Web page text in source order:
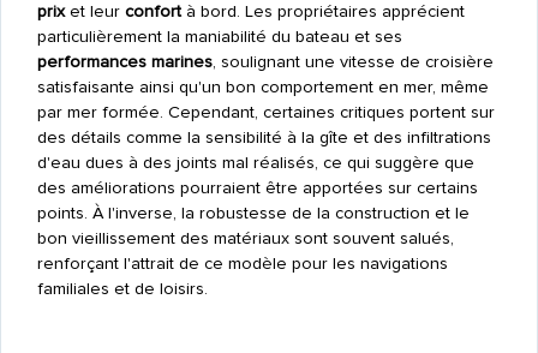
prixet leur confortà bord. Les propriétaires apprécient
particulièrement la maniabilité du bateau et ses
performances marines, soulignant une vitesse de croisière
satisfaisante ainsi qu'un bon comportement en mer, même
par mer formée. Cependant, certaines critiques portent sur
des détails comme la sensibilité à la gîte et des infiltrations
d'eau dues à des joints mal réalisés, ce qui suggère que
des améliorations pourraient être apportées sur certains
points. À l'inverse, la robustesse de la construction et le
bon vieillissement des matériaux sont souvent salués,
renforçant l'attrait de ce modèle pour les navigations
familiales et de loisirs.